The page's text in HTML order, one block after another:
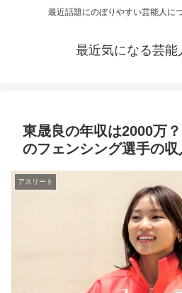
最近話題にのぼりやすい芸能人に
最近気になる芸能
東晟良の年収は2000万
のフェンシング選手の収
アスリート